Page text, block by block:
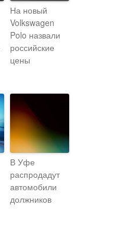
На новый
Volkswagen
Polo назвали
российские
цены
В Уфе
распродадут
автомобили
должников